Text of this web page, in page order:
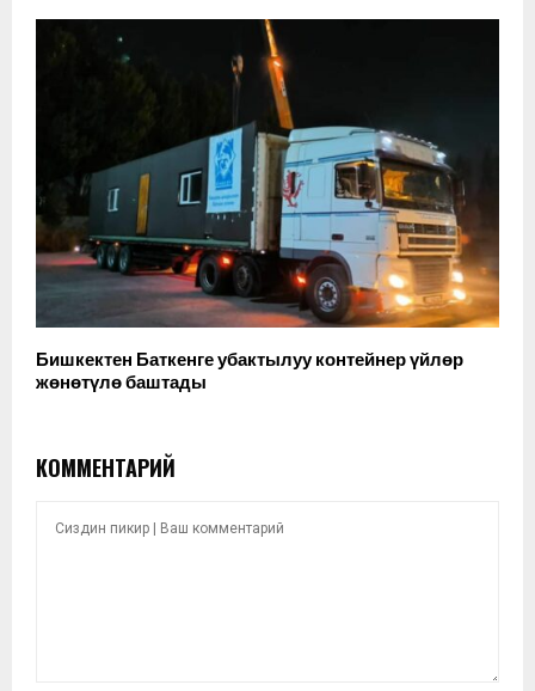
Бишкектен Баткенге убактылуу контейнер үйлөр
жөнөтүлө баштады
КОММЕНТАРИЙ